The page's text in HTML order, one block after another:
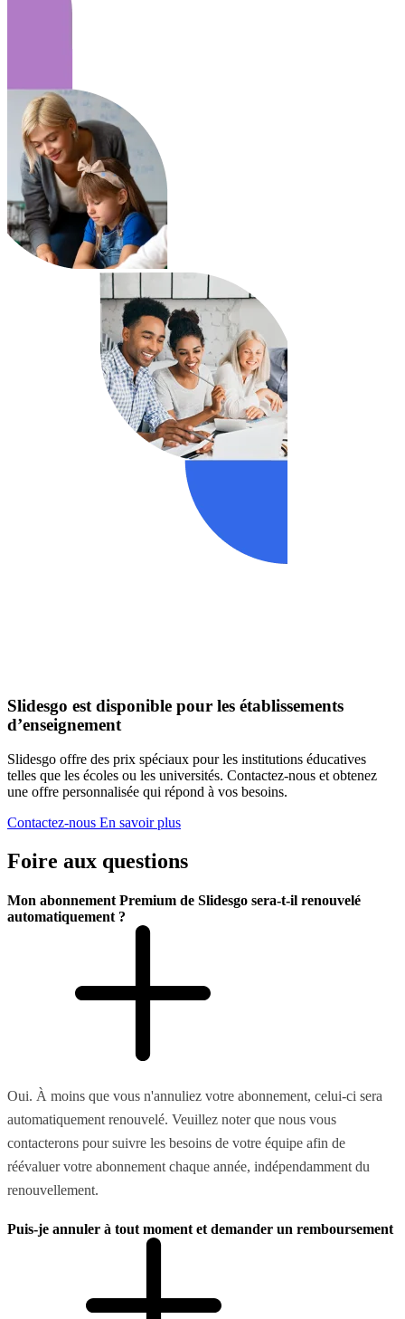
Slidesgo est disponible pour les établissements
d’enseignement
Slidesgo offre des prix spéciaux pour les institutions éducatives
telles que les écoles ou les universités. Contactez-nous et obtenez
une offre personnalisée qui répond à vos besoins.
Contactez-nous En savoir plus
Foire aux questions
Mon abonnement Premium de Slidesgo sera-t-il renouvelé
automatiquement ?
Oui. À moins que vous n'annuliez votre abonnement, celui-ci sera
automatiquement renouvelé. Veuillez noter que nous vous
contacterons pour suivre les besoins de votre équipe afin de
réévaluer votre abonnement chaque année, indépendamment du
renouvellement.
Puis-je annuler à tout moment et demander un remboursement